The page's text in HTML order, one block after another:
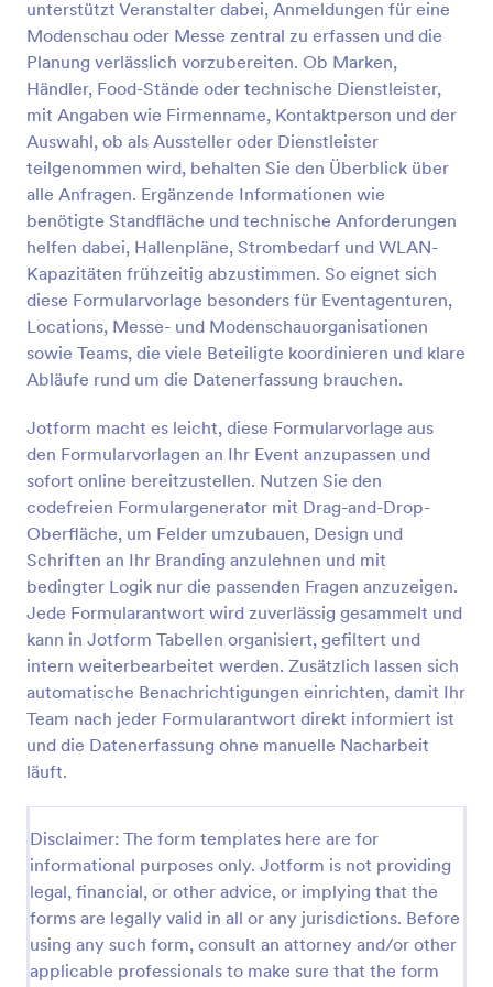
unterstützt Veranstalter dabei, Anmeldungen für eine
Modenschau oder Messe zentral zu erfassen und die
Planung verlässlich vorzubereiten. Ob Marken,
Händler, Food-Stände oder technische Dienstleister,
mit Angaben wie Firmenname, Kontaktperson und der
Auswahl, ob als Aussteller oder Dienstleister
teilgenommen wird, behalten Sie den Überblick über
alle Anfragen. Ergänzende Informationen wie
benötigte Standfläche und technische Anforderungen
helfen dabei, Hallenpläne, Strombedarf und WLAN-
Kapazitäten frühzeitig abzustimmen. So eignet sich
diese Formularvorlage besonders für Eventagenturen,
Locations, Messe- und Modenschauorganisationen
sowie Teams, die viele Beteiligte koordinieren und klare
Abläufe rund um die Datenerfassung brauchen.
Jotform macht es leicht, diese Formularvorlage aus
den Formularvorlagen an Ihr Event anzupassen und
sofort online bereitzustellen. Nutzen Sie den
codefreien Formulargenerator mit Drag-and-Drop-
Oberfläche, um Felder umzubauen, Design und
Schriften an Ihr Branding anzulehnen und mit
bedingter Logik nur die passenden Fragen anzuzeigen.
Jede Formularantwort wird zuverlässig gesammelt und
kann in Jotform Tabellen organisiert, gefiltert und
intern weiterbearbeitet werden. Zusätzlich lassen sich
automatische Benachrichtigungen einrichten, damit Ihr
Team nach jeder Formularantwort direkt informiert ist
und die Datenerfassung ohne manuelle Nacharbeit
läuft.
Disclaimer: The form templates here are for
informational purposes only. Jotform is not providing
legal, financial, or other advice, or implying that the
forms are legally valid in all or any jurisdictions. Before
using any such form, consult an attorney and/or other
applicable professionals to make sure that the form
Kontaktdaten, die Anzahl der Teilnehmer, mit denen
er/sie kommen wird, und eine kurze Frage, wie
er/sie von dem Workshop erfahren hat. Diese
Vorlage enthält auch ein Zahlungsfeld für den Fall,
dass Sie eine Eintrittsgebühr für die Veranstaltung
erheben. So haben Sie eine gute Grundlage um aus
der allgemeinen Workshop-Anmeldung eine perfekt
auf Sie zugeschnittene zu erstellen. Bei Fragen zur
Anpassung hilft der Jotform Support kompetent
weiter.
Vorschau
Dieses Formular für eine Einladung zu virtuellem
Event ist ein typisches Anmeldeformular für einen
Veranstalter, der eine Möglichkeit braucht
Einzelpersonen oder Organisationen zu einem
kommenden virtuellen Event einzuladen. Ein
virtuelles Event ist wie eine herkömmliche
Veranstaltung, zu der die Teilnehmer tatsächlich an
einem Veranstaltungsort teilnehmen, nur dass dies
bei einem virtuellen Event alles online erfolgt und
gewünschten Teilnehmern. Daher sollte auch Online
auf die gewünschte Zielgruppe zugegangen
werden. Ein Online-Formular wie dieses ist die beste
Art eine Einladung auszusprechen. Der Link kann
übe Social Media geteilt oder per E-Mail versandt
werden, um zur Teilnahme anzuregen und direkt ein
gutes Mittel zur Kommunikation anzubieten. Diese
Go to Category:
Veranstaltungsanmeldeformulare
Vorlage verwenden
Vorschau